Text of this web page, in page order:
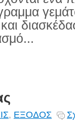
και
, ΕΞΟΔΟΣ